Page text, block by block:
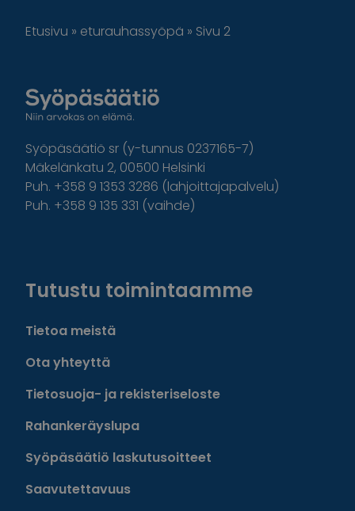
Etusivu » eturauhassyöpä » Sivu 2
Syöpäsäätiö sr (y-tunnus 0237165-7)
Mäkelänkatu 2, 00500 Helsinki
Puh. +358 9 1353 3286 (lahjoittajapalvelu)
Puh. +358 9 135 331 (vaihde)
Tutustu toimintaamme
Tietoa meistä
Ota yhteyttä
Tietosuoja- ja rekisteriseloste
Rahankeräyslupa
Syöpäsäätiö laskutusoitteet
Saavutettavuus